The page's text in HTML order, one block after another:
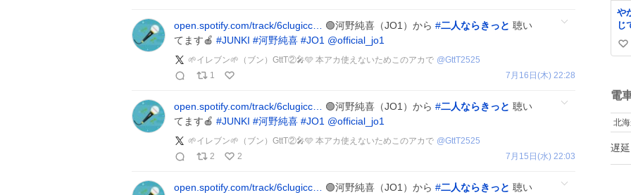
open.spotify.com/track/6clugicc… 🟢河野純喜（JO1）から #二人ならきっと 聴い
てます🍎 #JUNKI #河野純喜 #JO1 @official_jo1
🌱イレブン🌱（ブン）GttT②🎤🩵 本アカ使えないためこのアカで @GttT2525
1
7月16日(木) 22:28
open.spotify.com/track/6clugicc… 🟢河野純喜（JO1）から #二人ならきっと 聴い
てます🍎 #JUNKI #河野純喜 #JO1 @official_jo1
🌱イレブン🌱（ブン）GttT②🎤🩵 本アカ使えないためこのアカで @GttT2525
2
2 7月15日(水) 22:03
open.spotify.com/track/6clugicc… 🟢河野純喜（JO1）から #二人ならきっと 聴い
や
じ
い
数
電
北
遅